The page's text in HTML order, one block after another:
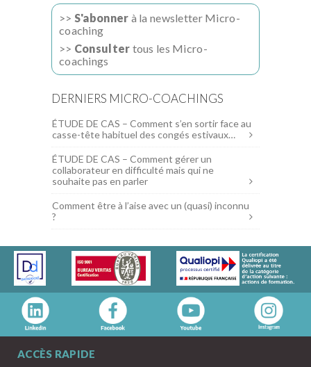
>> S'abonner à la newsletter Micro-
coaching
>> Consulter tous les Micro-
coachings
DERNIERS MICRO-COACHINGS
ÉTUDE DE CAS – Comment s’en sortir face au
casse-tête habituel des congés estivaux…
ÉTUDE DE CAS – Comment gérer un
collaborateur en difficulté mais qui ne
souhaite pas en parler
Comment être à l’aise avec un (quasi) inconnu
?
ACCÈS RAPIDE